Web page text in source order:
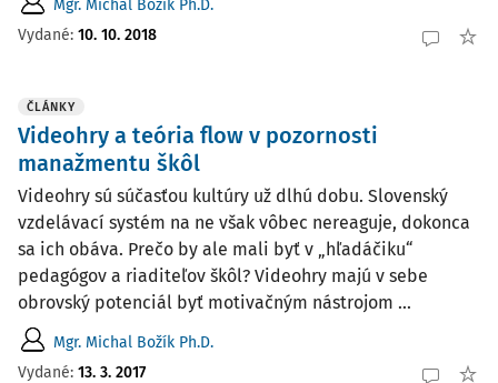
Mgr. Michal Božík Ph.D.
Vydané: 10. 10. 2018
ČLÁNKY
Videohry a teória flow v pozornosti
manažmentu škôl
Videohry sú súčasťou kultúry už dlhú dobu. Slovenský
vzdelávací systém na ne však vôbec nereaguje, dokonca
sa ich obáva. Prečo by ale mali byť v „hľadáčiku“
pedagógov a riaditeľov škôl? Videohry majú v sebe
obrovský potenciál byť motivačným nástrojom ...
Mgr. Michal Božík Ph.D.
Vydané: 13. 3. 2017